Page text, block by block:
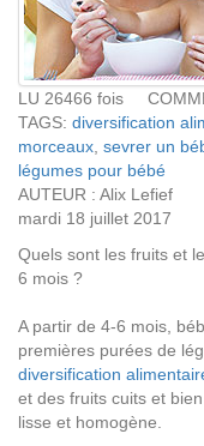
LU 26466 fois
TAGS: diversification
morceaux sevrer un
légumes pour bébé
AUTEUR : Alix Lefief
mardi 18 juillet 2017
Quels sont les fruits et
6 mois ?
A partir de 4-6 mois,
premières purées de
diversification
et des fruits cuits et
lisse et homogène.